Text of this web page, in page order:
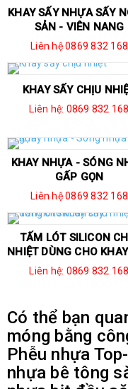
KHAY SẤY NHỰA SẤY
SẢN - VIÊN NANG
Liên hệ 0869 832 168
KHAY SẤY CHỊU
Liên hệ: 0869 832 168
KHAY NHỰA - SÓNG
GẤP GỌN
Liên hệ 0869 832 168
TẤM LÓT SILICON
NHIỆT DÙNG CHO
Liên hệ: 0869 832 168
Có thể bạn
móng bằng
Phễu nhựa
nhựa bê tông